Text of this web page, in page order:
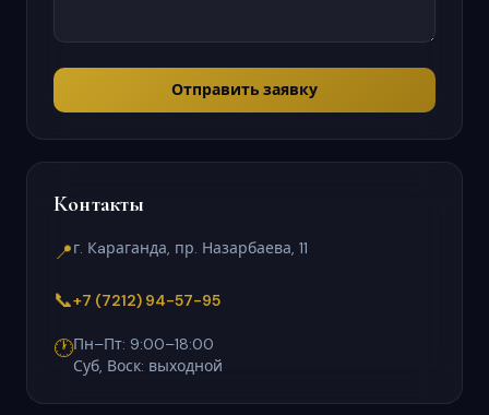
Отправить заявку
Контакты
📍г. Кaраганда, пр. Назарбаева, 11
📞+7 (7212) 94-57-95
🕐Пн–Пт: 9:00–18:00
Суб, Воск: выходной